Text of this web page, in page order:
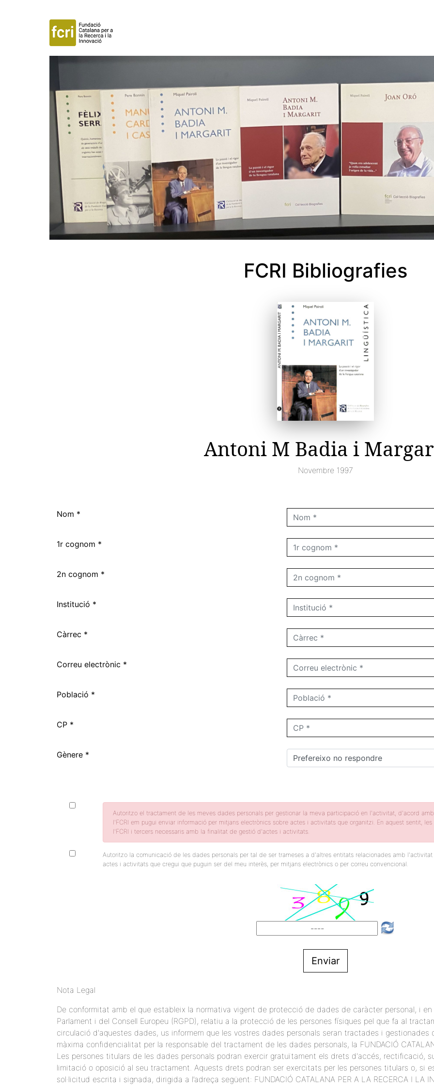
FCRI Bibliografies
Antoni M Badia i
Novembre 1997
Nom *
1r cognom *
2n cognom *
Institució *
Càrrec *
Correu electrònic *
Població *
CP *
Gènere *
Autoritzo el tractament de les meves dades personals per gestionar la meva participació en l'activitat, d'acord
l'FCRI em pugui enviar informació per mitjans electrònics sobre actes i activitats que organitzi. En aquest sentit,
l'FCRI i tercers necessaris amb la finalitat de gestió d'actes i activitats.
Autoritzo la comunicació de les dades personals per tal de ser trameses a d'altres entitats relacionades amb
actes i activitats que cregui que puguin ser del meu interès, per mitjans electrònics o per correu convencional.
Enviar
Nota Legal
De conformitat amb el que estableix la normativa vigent de protecció de dades de caràcter personal, i
Parlament i del Consell Europeu (RGPD), relatiu a la protecció de les persones físiques pel que fa al
circulació d'aquestes dades, us informem que les vostres dades personals seran tractades i gestionades
màxima confidencialitat per la responsable del tractament de les dades personals, la FUNDACIÓ
Les persones titulars de les dades personals podran exercir gratuïtament els drets d'accés, rectificació,
limitació o oposició al seu tractament. Aquests drets podran ser exercitats per les persones titulars o, si
sol·licitud escrita i signada, dirigida a l’adreça següent: FUNDACIÓ CATALANA PER A LA RECERCA I LA